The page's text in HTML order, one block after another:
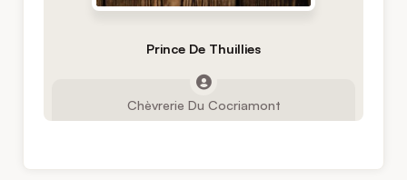
Prince De Thuillies
Chèvrerie Du Cocriamont